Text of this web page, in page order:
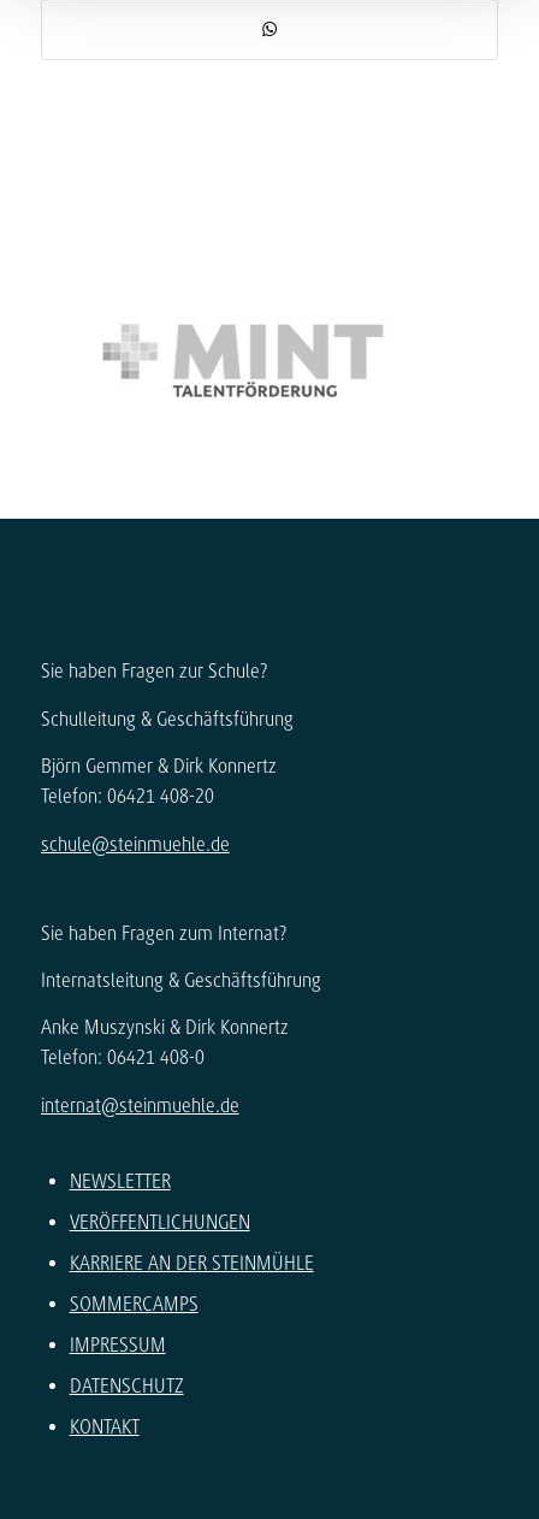
Sie haben Fragen zur Schule?
Schulleitung & Geschäftsführung
Björn Gemmer & Dirk Konnertz
Telefon: 06421 408-20
schule@steinmuehle.de
Sie haben Fragen zum Internat?
Internatsleitung & Geschäftsführung
Anke Muszynski & Dirk Konnertz
Telefon: 06421 408-0
internat@steinmuehle.de
NEWSLETTER
VERÖFFENTLICHUNGEN
KARRIERE AN DER STEINMÜHLE
SOMMERCAMPS
IMPRESSUM
DATENSCHUTZ
KONTAKT